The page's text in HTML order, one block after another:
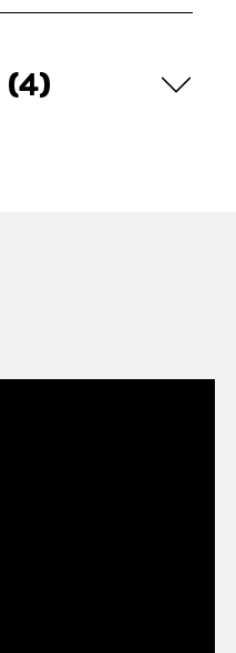
(4)